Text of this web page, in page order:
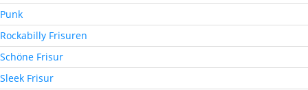
Punk
Rockabilly Frisuren
Schöne Frisur
Sleek Frisur